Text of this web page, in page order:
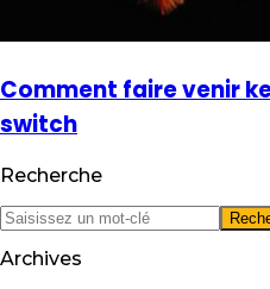
Comment faire venir
switch
Recherche
Archives